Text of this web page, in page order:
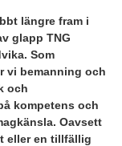
längre fram i
glapp TNG
Som
vi bemanning och
och
kompetens och
Oavsett
eller en tillfällig